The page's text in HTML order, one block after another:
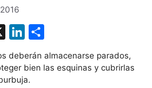
X
Li
k
e
m
deberán almacenarse parados,
bien las esquinas y cubrirlas